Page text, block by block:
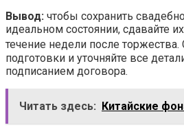
Вывод: чтобы сохранить
идеальном состоянии, сдавайте
течение недели после торжества.
подготовки и уточняйте все
подписанием договора.
Читать здесь: Китайские